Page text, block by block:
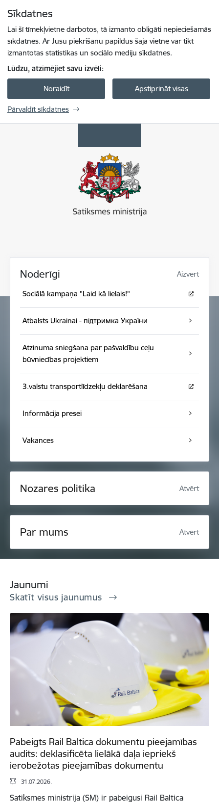
Sīkdatnes
Lai šī tīmekļvietne darbotos, tā izmanto obligāti nepieciešamās
sīkdatnes. Ar Jūsu piekrišanu papildus šajā vietnē var tikt
izmantotas statistikas un sociālo mediju sīkdatnes.
Lūdzu, atzīmējiet savu izvēli:
Noraidīt Apstiprināt visas
Pārvaldīt sīkdatnes
Noderīgi Aizvērt
Sociālā kampaņa "Laid kā lielais!"
Atbalsts Ukrainai - підтримка України
Atzinuma sniegšana par pašvaldību ceļu
būvniecības projektiem
3.valstu transportlīdzekļu deklarēšana
Informācija presei
Vakances
Nozares politika Atvērt
Par mums Atvērt
Jaunumi
Skatīt visus jaunumus
Pabeigts Rail Baltica dokumentu pieejamības
audits: deklasificēta lielākā daļa iepriekš
ierobežotas pieejamības dokumentu
31.07.2026.
Satiksmes ministrija (SM) ir pabeigusi Rail Baltica